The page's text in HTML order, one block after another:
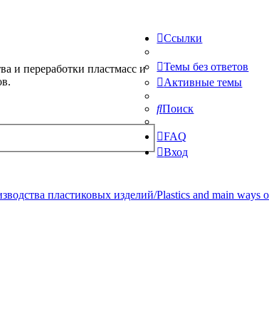
и переработки пластмасс и
Ссылки
Темы без ответов
Активные темы
Поиск
FAQ
Вход
пластиковых изделий/Plastics and main ways